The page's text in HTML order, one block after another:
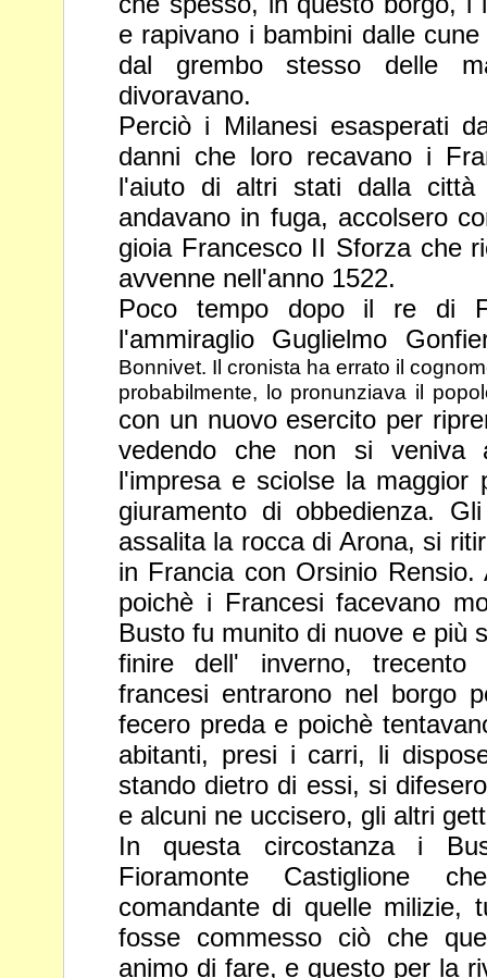
e rapivano i bambini dalle
dal grembo stesso delle
divoravano.
Perciò i Milanesi esasperati
danni che loro recavano i
l'aiuto di altri stati dalla
andavano in fuga, accolsero
gioia Francesco II Sforza che
avvenne nell'anno 1522.
Poco tempo dopo il re di
l'ammiraglio Guglielmo
Bonnivet. Il cronista ha errato il
probabilmente, lo pronunziava il
con un nuovo esercito per
vedendo che non si veniva
l'impresa e sciolse la maggior
giuramento di obbedienza.
assalita la rocca di Arona, si
in Francia con Orsinio
poichè i Francesi facevano
Busto fu munito di nuove e più
finire dell' inverno,
francesi entrarono nel borgo
fecero preda e poichè
abitanti, presi i carri, li
stando dietro di essi, si
e alcuni ne uccisero, gli altri
In questa circostanza i
Fioramonte Castiglione
comandante di quelle milizie,
fosse commesso ciò che
animo di fare, e questo per la